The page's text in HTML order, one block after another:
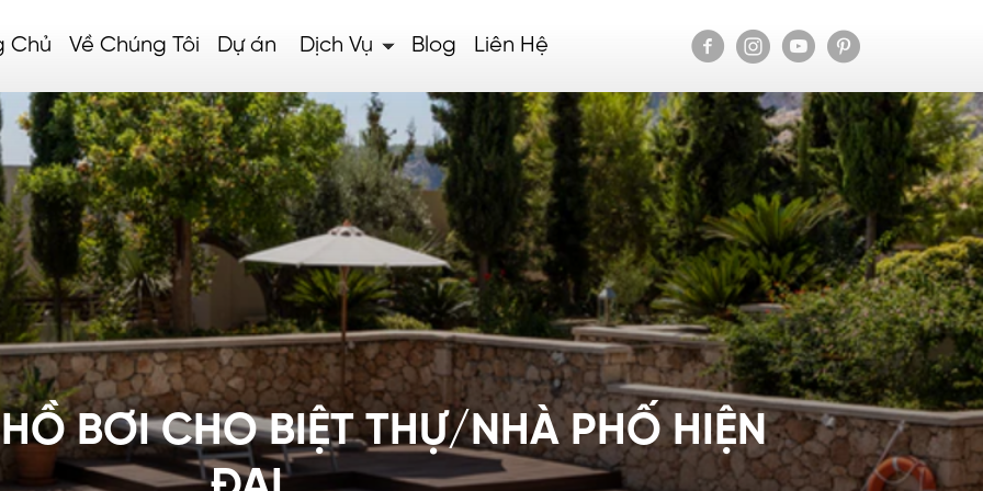
Chủ Về Chúng Tôi Dự án Dịch Vụ Blog Liên Hệ
BƠI CHO BIỆT THỰ/NHÀ PHỐ HIỆN